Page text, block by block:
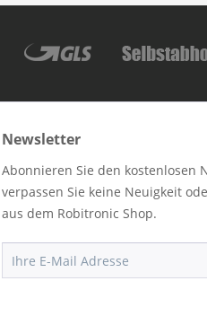
Newsletter
Abonnieren Sie den kostenlosen
verpassen Sie keine Neuigkeit
aus dem Robitronic Shop.